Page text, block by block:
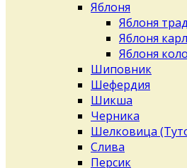
Яблоня
Яблоня
Яблоня
Яблоня
Шиповник
Шефердия
Шикша
Черника
Шелковица
Слива
Персик